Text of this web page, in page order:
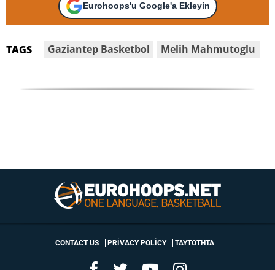
Eurohoops'u Google'a Ekleyin
TAGS Gaziantep Basketbol Melih Mahmutoglu
CONTACT US PRIVACY POLICY ΤΑΥΤΟΤΗΤΑ